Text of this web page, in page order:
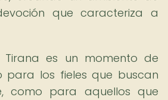
que caracteriza a
es un momento de
para los fieles que buscan
como para aquellos que